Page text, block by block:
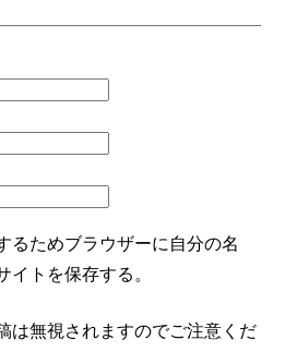
るためブラウザーに自分の名
イトを保存する。
は無視されますのでご注意くだ